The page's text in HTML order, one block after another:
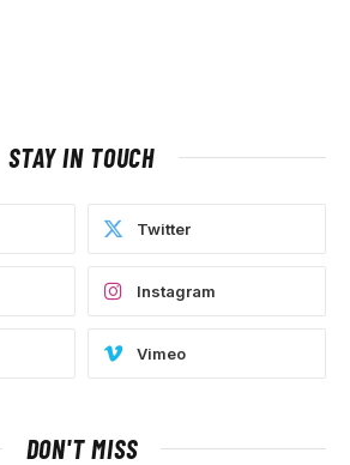
STAY IN TOUCH
Twitter
Instagram
Vimeo
DON'T MISS